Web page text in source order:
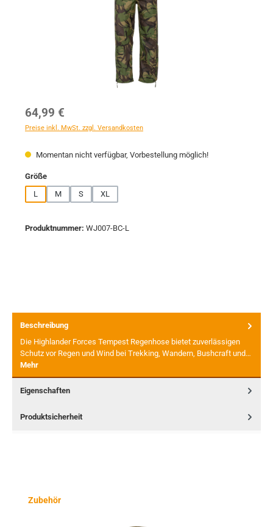
Regulärer Preis:
64,99 €
Preise inkl. MwSt. zzgl. Versandkosten
Momentan nicht verfügbar, Vorbestellung möglich!
Größeauswählen
L
M S XL
Produktnummer: WJ007-BC-L
Beschreibung
Die Highlander Forces Tempest Regenhose bietet zuverlässigen
Schutz vor Regen und Wind bei Trekking, Wandern, Bushcraft und…
Mehr
Eigenschaften
Produktsicherheit
Produktgalerie überspringen
Zubehör